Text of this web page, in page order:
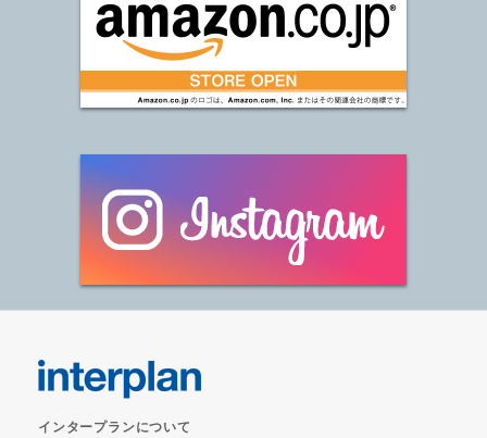
インタープランについて